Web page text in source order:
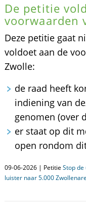
De petitie
voorwaarden
Deze petitie gaat
voldoet aan de
Zwolle:
de raad heeft
indiening van
genomen (over
er staat op dit
open rondom
09-06-2026 | Petitie Stop
luister naar 5.000